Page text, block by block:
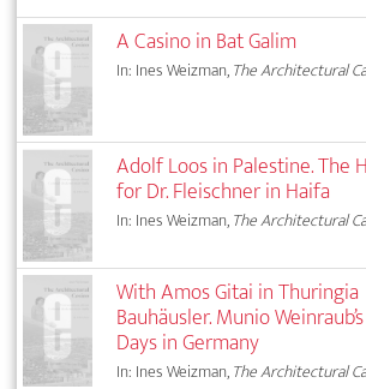
A Casino in Bat Galim
In: Ines Weizman,The Architectural
Adolf Loos in Palestine. The
for Dr. Fleischner in Haifa
In: Ines Weizman,The Architectural
With Amos Gitai in Thuringia
Bauhäusler. Munio
Days in Germany
In: Ines Weizman,The Architectural